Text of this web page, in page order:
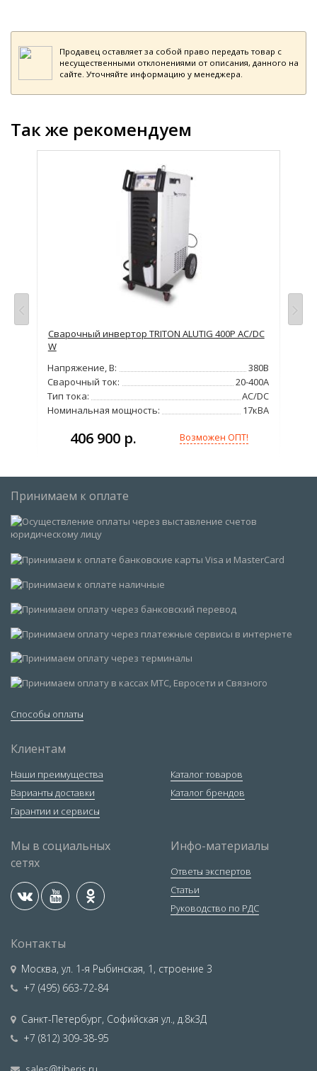
Продавец оставляет за собой право передать товар с
несущественными отклонениями от описания, данного на
сайте. Уточняйте информацию у менеджера.
Так же рекомендуем
Сварочный инвертор TRITON ALUTIG 400Р AC/DC
W
Напряжение, В:
380В
Сварочный ток:
20-400А
Тип тока:
AC/DC
Номинальная мощность:
17кВА
406 900 р. Возможен ОПТ!
Принимаем к оплате
Способы оплаты
Клиентам
Наши преимущества
Варианты доставки
Гарантии и сервисы
Каталог товаров
Каталог брендов
Мы в социальных
сетях
Инфо-материалы
Ответы экспертов
Статьи
Руководство по РДС
Контакты
Москва, ул. 1-я Рыбинская, 1, строение 3
+7 (495) 663-72-84
Санкт-Петербург, Софийская ул., д.8к3Д
+7 (812) 309-38-95